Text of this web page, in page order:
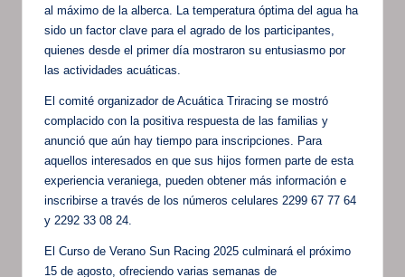
al máximo de la alberca. La temperatura óptima del agua ha
sido un factor clave para el agrado de los participantes,
quienes desde el primer día mostraron su entusiasmo por
las actividades acuáticas.
El comité organizador de Acuática Triracing se mostró
complacido con la positiva respuesta de las familias y
anunció que aún hay tiempo para inscripciones. Para
aquellos interesados en que sus hijos formen parte de esta
experiencia veraniega, pueden obtener más información e
inscribirse a través de los números celulares 2299 67 77 64
y 2292 33 08 24.
El Curso de Verano Sun Racing 2025 culminará el próximo
15 de agosto, ofreciendo varias semanas de